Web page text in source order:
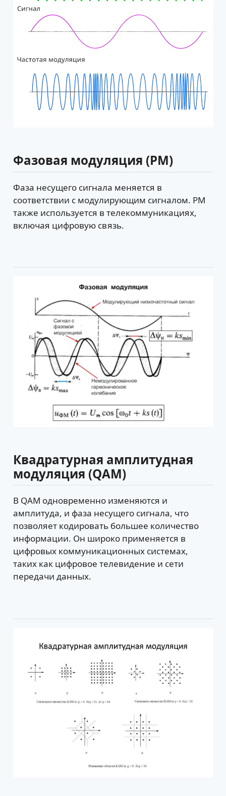
Фазовая модуляция (PM)
Фаза несущего сигнала меняется в
соответствии с модулирующим сигналом. PM
также используется в телекоммуникациях,
включая цифровую связь.
Квадратурная амплитудная
модуляция (QAM)
В QAM одновременно изменяются и
амплитуда, и фаза несущего сигнала, что
позволяет кодировать большее количество
информации. Он широко применяется в
цифровых коммуникационных системах,
таких как цифровое телевидение и сети
передачи данных.